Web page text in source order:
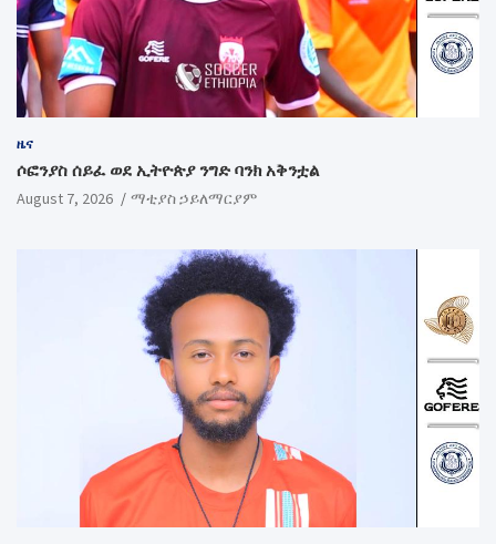
ዜና
ሶፎንያስ ሰይፈ ወደ ኢትዮጵያ ንግድ ባንክ አቅንቷል
August 7, 2026 ማቲያስ ኃይለማርያም